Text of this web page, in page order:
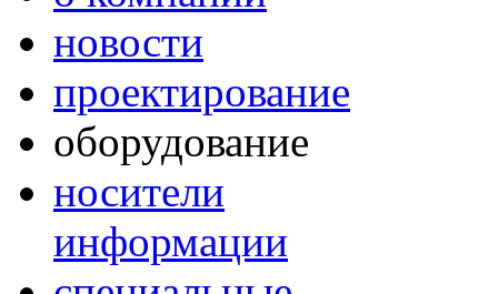
новости
проектирование
оборудование
носители
информации